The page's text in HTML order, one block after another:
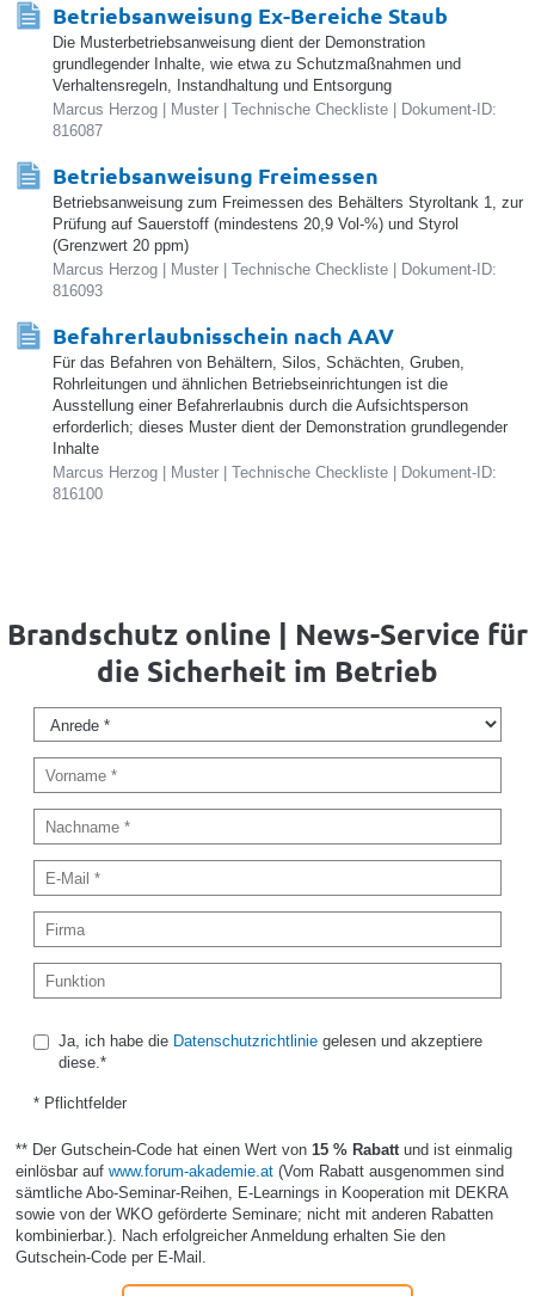
Betriebsanweisung Ex-Bereiche Staub
Die Musterbetriebsanweisung dient der Demonstration
grundlegender Inhalte, wie etwa zu Schutzmaßnahmen und
Verhaltensregeln, Instandhaltung und Entsorgung
Marcus Herzog | Muster | Technische Checkliste | Dokument-ID:
816087
Betriebsanweisung Freimessen
Betriebsanweisung zum Freimessen des Behälters Styroltank 1, zur
Prüfung auf Sauerstoff (mindestens 20,9 Vol-%) und Styrol
(Grenzwert 20 ppm)
Marcus Herzog | Muster | Technische Checkliste | Dokument-ID:
816093
Befahrerlaubnisschein nach AAV
Für das Befahren von Behältern, Silos, Schächten, Gruben,
Rohrleitungen und ähnlichen Betriebseinrichtungen ist die
Ausstellung einer Befahrerlaubnis durch die Aufsichtsperson
erforderlich; dieses Muster dient der Demonstration grundlegender
Inhalte
Marcus Herzog | Muster | Technische Checkliste | Dokument-ID:
816100
Brandschutz online | News-Service für
die Sicherheit im Betrieb
Ja, ich habe die Datenschutzrichtliniegelesen und akzeptiere
diese.*
* Pflichtfelder
** Der Gutschein-Code hat einen Wert von 15 % Rabatt und ist einmalig
einlösbar auf www.forum-akademie.at(Vom Rabatt ausgenommen sind
sämtliche Abo-Seminar-Reihen, E-Learnings in Kooperation mit DEKRA
sowie von der WKO geförderte Seminare; nicht mit anderen Rabatten
kombinierbar.). Nach erfolgreicher Anmeldung erhalten Sie den
Gutschein-Code per E-Mail.